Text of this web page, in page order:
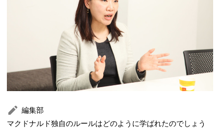
編集部
マクドナルド独自のルールはどのように学ばれたのでしょう